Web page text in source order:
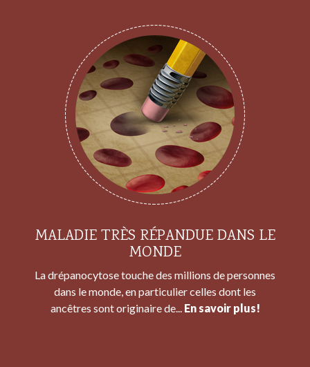
MALADIE TRÈS RÉPANDUE DANS LE
MONDE
La drépanocytose touche des millions de personnes
dans le monde, en particulier celles dont les
ancêtres sont originaire de... En savoir plus!